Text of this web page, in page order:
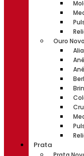
Ouro Novo
Prata